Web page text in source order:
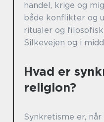
handel, krige og
både konflikter og
ritualer og
Silkevejen og i
Hvad er
religion?
Synkretisme er,